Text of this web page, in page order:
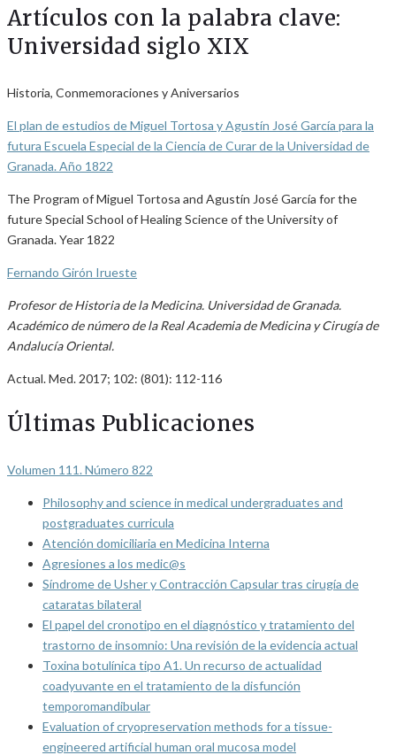
Artículos con la palabra clave:
Universidad siglo XIX
Historia, Conmemoraciones y Aniversarios
El plan de estudios de Miguel Tortosa y Agustín José García para la
futura Escuela Especial de la Ciencia de Curar de la Universidad de
Granada. Año 1822
The Program of Miguel Tortosa and Agustín José García for the
future Special School of Healing Science of the University of
Granada. Year 1822
Fernando Girón Irueste
Profesor de Historia de la Medicina. Universidad de Granada.
Académico de número de la Real Academia de Medicina y Cirugía de
Andalucía Oriental.
Actual. Med. 2017; 102: (801): 112-116
Últimas Publicaciones
Volumen 111. Número 822
Philosophy and science in medical undergraduates and
postgraduates curricula
Atención domiciliaria en Medicina Interna
Agresiones a los medic@s
Síndrome de Usher y Contracción Capsular tras cirugía de
cataratas bilateral
El papel del cronotipo en el diagnóstico y tratamiento del
trastorno de insomnio: Una revisión de la evidencia actual
Toxina botulínica tipo A1. Un recurso de actualidad
coadyuvante en el tratamiento de la disfunción
temporomandibular
Evaluation of cryopreservation methods for a tissue-
engineered artificial human oral mucosa model